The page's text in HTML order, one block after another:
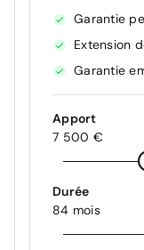
Garantie
Extension
Garantie
Apport
7 500 €
Durée
84 mois